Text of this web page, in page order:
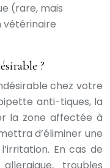
(rare, mais
vétérinaire
?
chez votre
anti-tiques, la
la zone affectée à
d’éliminer une
En cas de
troubles